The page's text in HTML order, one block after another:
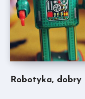
Robotyka, dobry